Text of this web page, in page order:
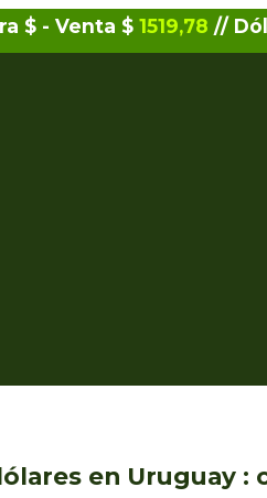
$ - Venta $ 1519,78 //
en Uruguay :